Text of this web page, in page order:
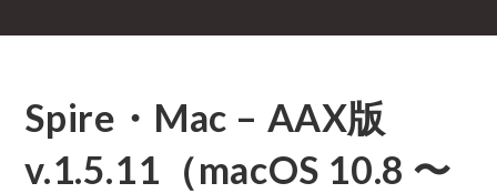
Spire・Mac – AAX版
v.1.5.11（macOS 10.8 〜